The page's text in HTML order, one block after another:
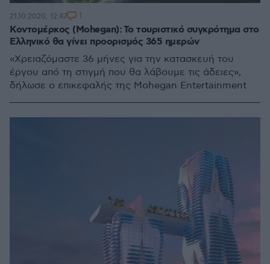
Κοντομέρκος (Mohegan): Το τουριστικό συγκρότημα στο
Ελληνικό θα γίνει προορισμός 365 ημερών
«Χρειαζόμαστε 36 μήνες για την κατασκευή του
έργου από τη στιγμή που θα λάβουμε τις άδειες»,
δήλωσε ο επικεφαλής της Mohegan Entertainment
21.10.2020, 12:47 1